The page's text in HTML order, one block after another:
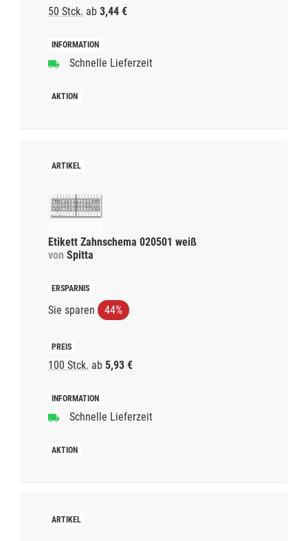
50 Stck. ab 3,44 €
Schnelle Lieferzeit
Etikett Zahnschema 020501 weiß
von Spitta
Sie sparen 44%
100 Stck. ab 5,93 €
Schnelle Lieferzeit